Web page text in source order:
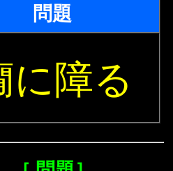
問題
に障る